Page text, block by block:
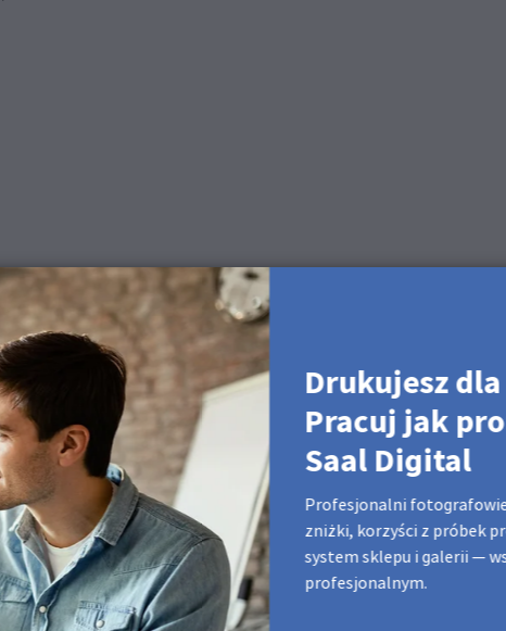
o produkcie
Drukujesz
Pracuj jak
Saal Digital
Profesjonalni
zniżki, korzyści z próbek
system sklepu i galerii —
profesjonalnym.